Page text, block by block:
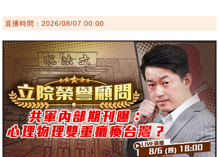
直播時間：2026/08/07 00:00